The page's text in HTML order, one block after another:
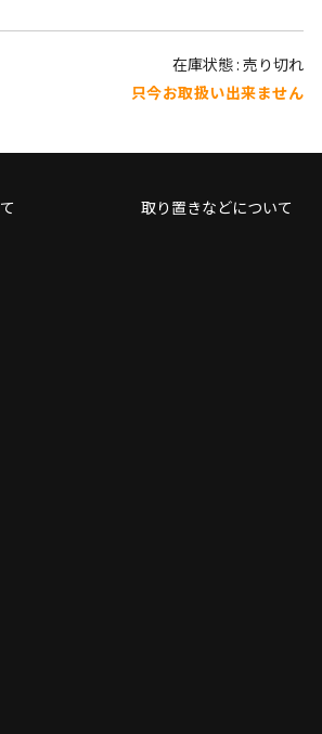
在庫状態 : 売り切れ
只今お取扱い出来ません
取り置きなどについて